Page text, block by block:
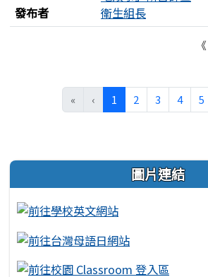
發布者
衛生組長
《
« ‹ 1 (目前頁次)
2 3 4 5
左邊區域內容 圖片連結